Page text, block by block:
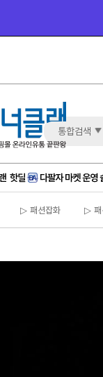
통합검색
▷ 패션잡화 ▷ 패